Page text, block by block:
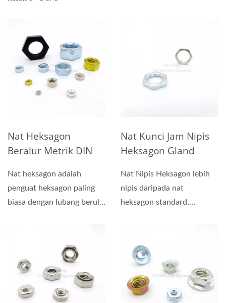
Nat Heksagon
Beralur Metrik DIN
Nat heksagon adalah
penguat heksagon paling
biasa dengan lubang berulir
Nat Kunci Jam Nipis
Heksagon Gland
Zink
Nat Nipis Heksagon lebih
nipis daripada nat
heksagon standard,